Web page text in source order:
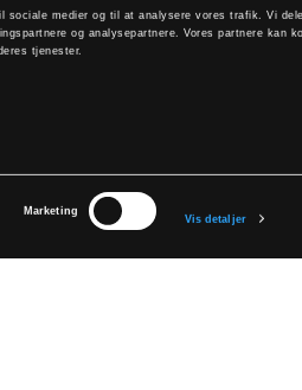
medier og til at analysere vores trafik. Vi
og analysepartnere. Vores partnere kan
tjenester.
Marketing
Vis detaljer
vores nyhedsbrev og accepterer vores